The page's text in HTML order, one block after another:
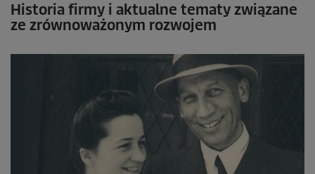
Historia firmy i aktualne tematy związane
ze zrównoważonym rozwojem